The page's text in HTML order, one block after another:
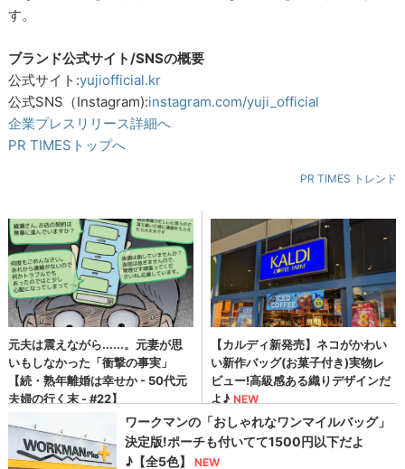
す。
ブランド公式サイト/SNSの概要
公式サイト:yujiofficial.kr
公式SNS（Instagram):instagram.com/yuji_official
企業プレスリリース詳細へ
PR TIMESトップへ
PR TIMES トレンド